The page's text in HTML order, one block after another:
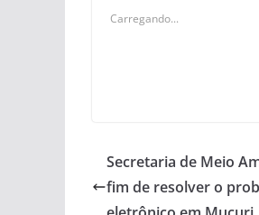
Carregando...
Secretaria de Meio
fim de resolver o